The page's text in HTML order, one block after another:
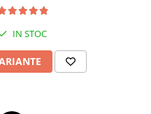
IN STOC